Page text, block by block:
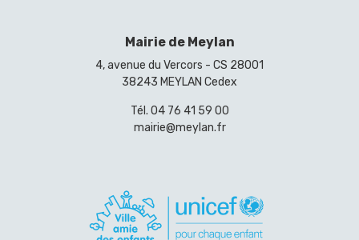
Mairie de Meylan
4, avenue du Vercors - CS 28001
38243 MEYLAN Cedex
Tél. 04 76 41 59 00
mairie@meylan.fr